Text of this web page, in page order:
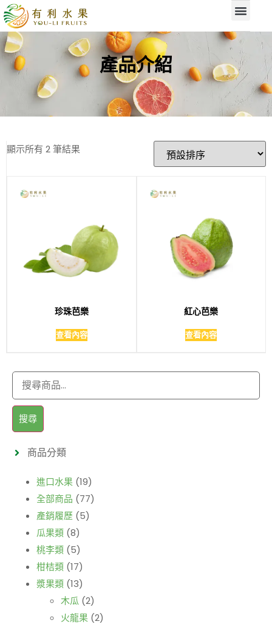
產品介紹
顯示所有 2 筆結果
珍珠芭樂
查看內容
紅心芭樂
查看內容
搜尋
商品分類
進口水果 (19)
全部商品 (77)
產銷履歷 (5)
瓜果類 (8)
桃李類 (5)
柑桔類 (17)
漿果類 (13)
木瓜 (2)
火龍果 (2)